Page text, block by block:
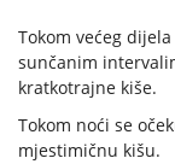
Tokom većeg
sunčanim
kratkotrajne kiše.
Tokom noći se
mjestimičnu kišu.